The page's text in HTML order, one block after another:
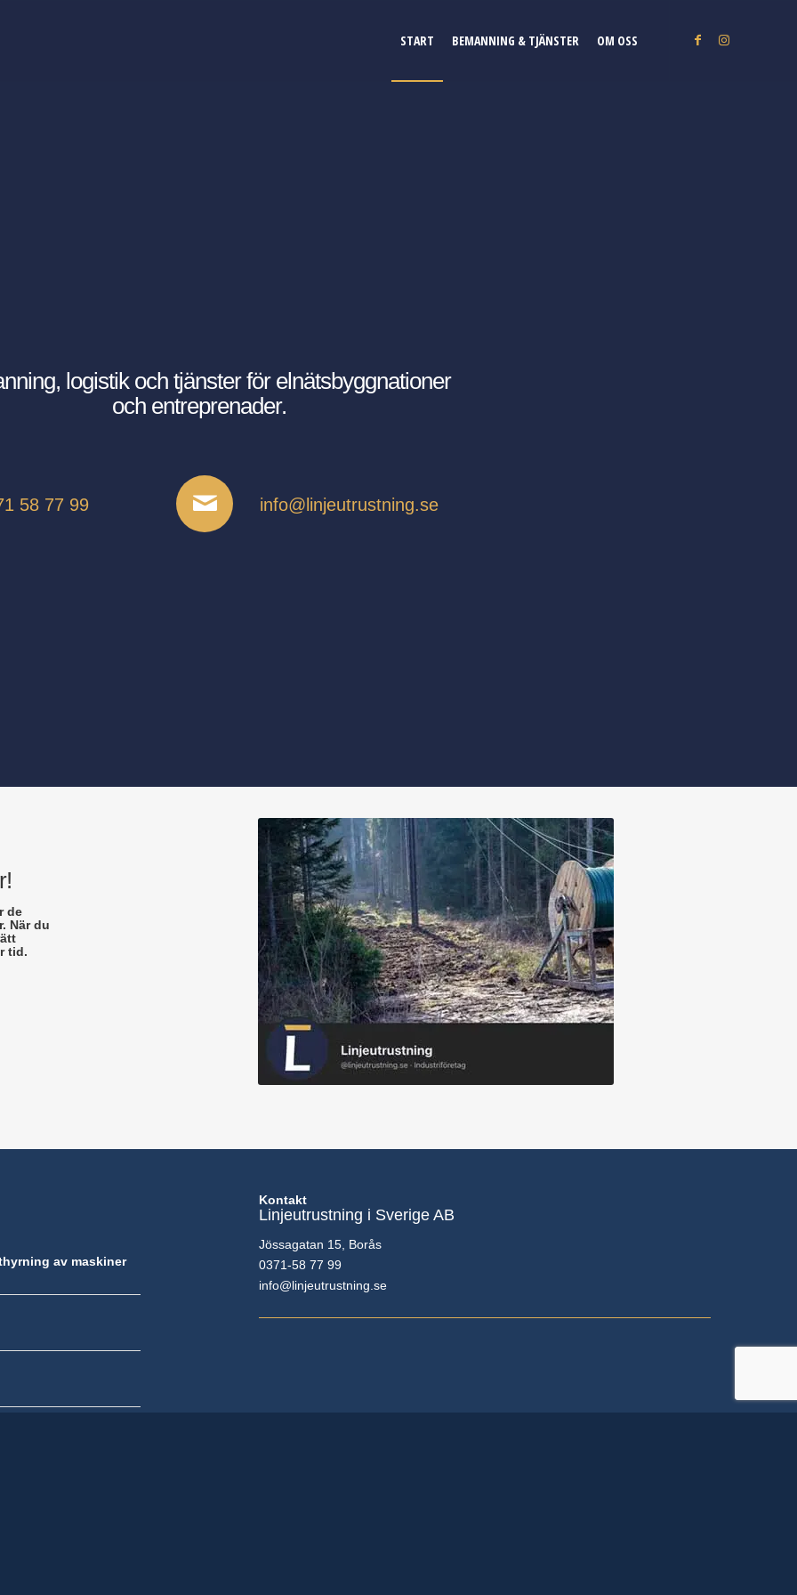
START BEMANNING & TJÄNSTER OM OSS
logistik och tjänster för elnätsbyggnationer
och entreprenader.
58 77 99 info@linjeutrustning.se
de
När du
tid.
av maskiner
Kontakt
Linjeutrustning i Sverige AB
Jössagatan 15, Borås
0371-58 77 99
info@linjeutrustning.se